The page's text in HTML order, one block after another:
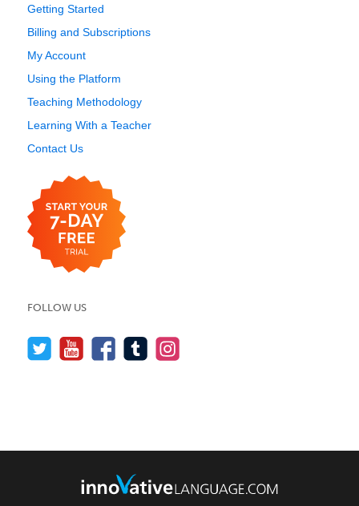
Getting Started
Billing and Subscriptions
My Account
Using the Platform
Teaching Methodology
Learning With a Teacher
Contact Us
FOLLOW US